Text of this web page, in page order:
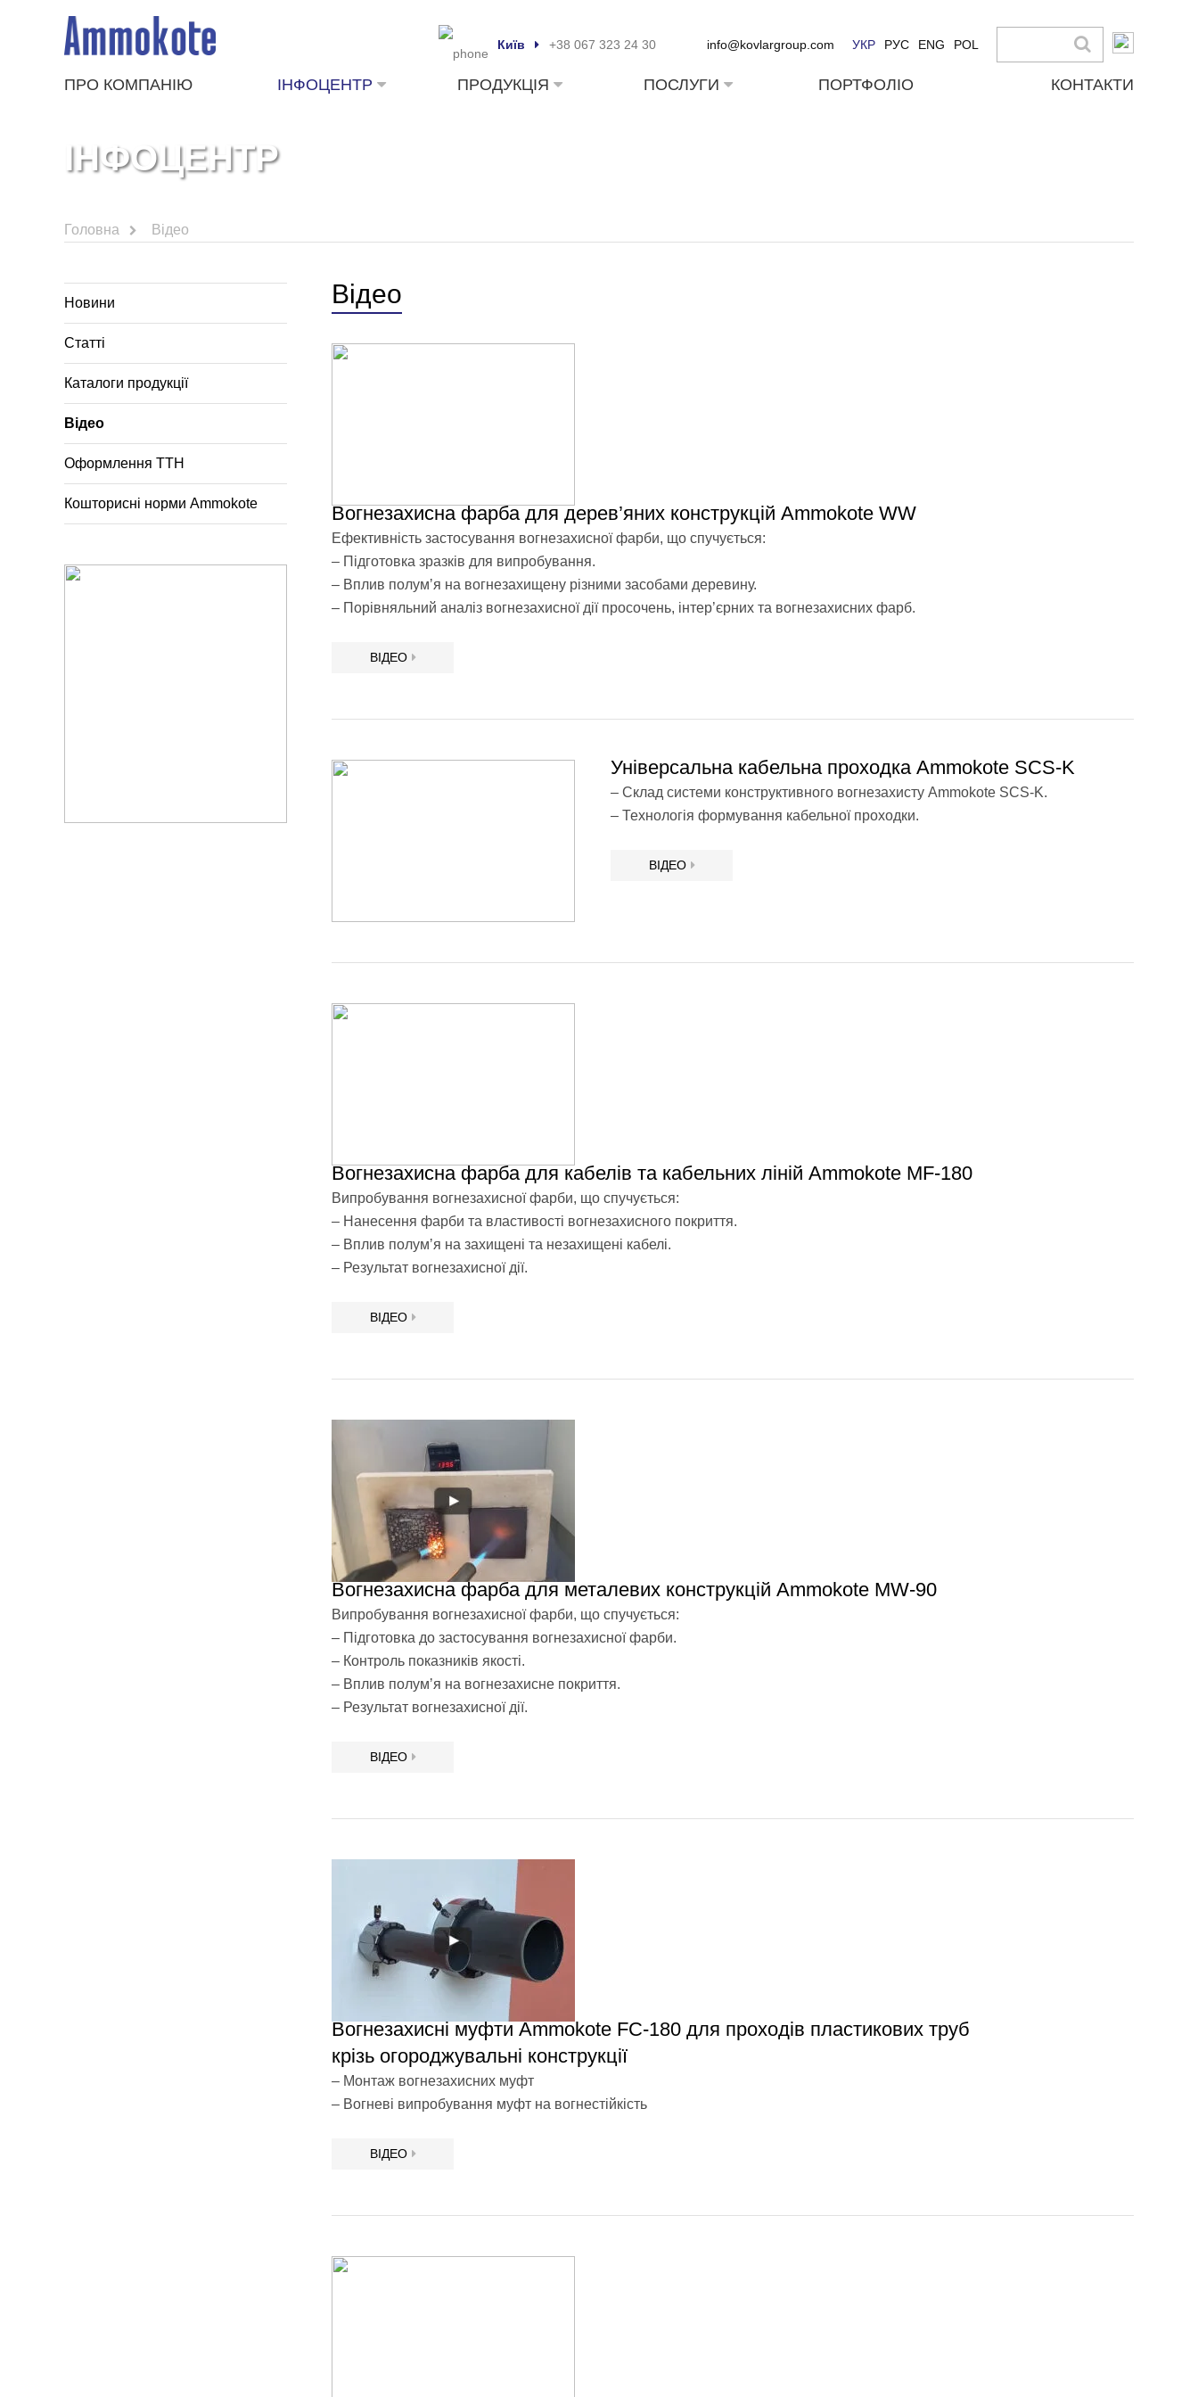
Київ +38 067 323 24 30 info@kovlargroup.com УКР РУС ENG POL
ПРО КОМПАНІЮ ІНФОЦЕНТР ПРОДУКЦІЯ ПОСЛУГИ ПОРТФОЛІО КОНТАКТИ
ІНФОЦЕНТР
Головна Відео
Новини
Статті
Каталоги продукції
Відео
Оформлення ТТН
Кошторисні норми Ammokote
Відео
Вогнезахисна фарба для дерев’яних конструкцій Ammokote WW
Ефективність застосування вогнезахисної фарби, що спучується:
– Підготовка зразків для випробування.
– Вплив полумʼя на вогнезахищену різними засобами деревину.
– Порівняльний аналіз вогнезахисної дії просочень, інтер’єрних та вогнезахисних фарб.
ВІДЕО
Універсальна кабельна проходка Ammokote SCS-K
– Склад системи конструктивного вогнезахисту Ammokote SCS-K.
– Технологія формування кабельної проходки.
ВІДЕО
Вогнезахисна фарба для кабелів та кабельних ліній Ammokote MF-180
Випробування вогнезахисної фарби, що спучується:
– Нанесення фарби та властивості вогнезахисного покриття.
– Вплив полумʼя на захищені та незахищені кабелі.
– Результат вогнезахисної дії.
ВІДЕО
Вогнезахисна фарба для металевих конструкцій Ammokote MW-90
Випробування вогнезахисної фарби, що спучується:
– Підготовка до застосування вогнезахисної фарби.
– Контроль показників якості.
– Вплив полумʼя на вогнезахисне покриття.
– Результат вогнезахисної дії.
ВІДЕО
Вогнезахисні муфти Ammokote FС-180 для проходів пластикових труб
крізь огороджувальні конструкції
– Монтаж вогнезахисних муфт
– Вогневі випробування муфт на вогнестійкість
ВІДЕО